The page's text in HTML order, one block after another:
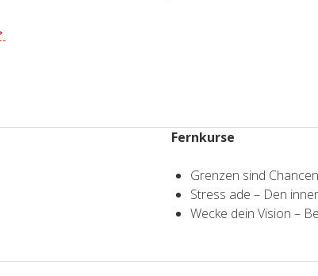
Fernkurse
Grenzen sind
Stress ade – Den
Wecke dein Vision –